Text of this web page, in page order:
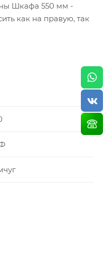
Шкафа 550 мм -
как на правую, так